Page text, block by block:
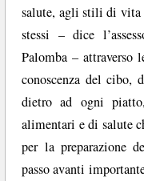
salute, agli stili di vita
stessi – dice
Palomba – attraverso
conoscenza del cibo,
dietro ad ogni
alimentari e di salute
per la preparazione
passo avanti